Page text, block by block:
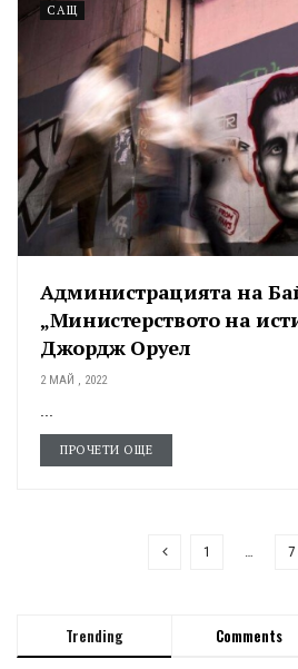
САЩ
Администрацията на
„Министерството на
Джордж Оруел
2 МАЙ , 2022
ПРОЧЕТИ ОЩЕ
1 7
Trending Comments